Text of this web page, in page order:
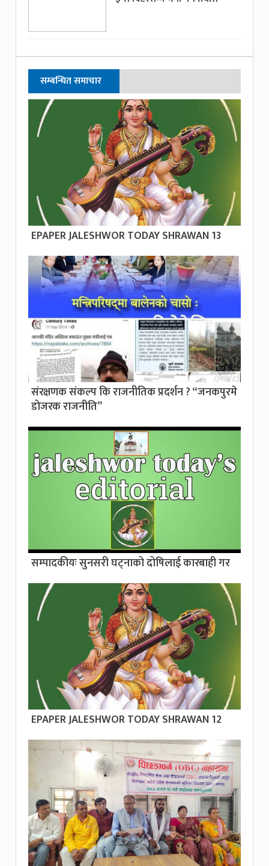
सम्बन्धित समाचार
EPAPER JALESHWOR TODAY SHRAWAN 13
संरक्षणक संकल्प कि राजनीतिक प्रदर्शन ? “जनकपुरमे
डोजरक राजनीति”
सम्पादकीयः सुनसरी घट्नाको दोषिलाई कारबाही गर
EPAPER JALESHWOR TODAY SHRAWAN 12